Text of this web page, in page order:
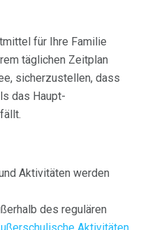
für Ihre Familie
täglichen Zeitplan
sicherzustellen, dass
das Haupt-
Aktivitäten werden
des regulären